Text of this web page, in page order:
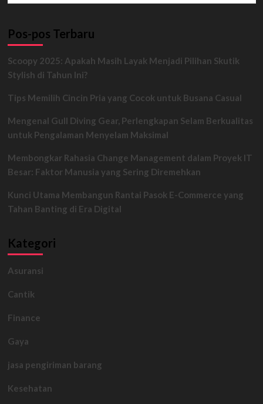
Juling,
untuk
Melatih
Mata
Pos-pos Terbaru
Scoopy 2025: Apakah Masih Layak Menjadi Pilihan Skutik
Stylish di Tahun Ini?
Tips Memilih Cincin Pria yang Cocok untuk Busana Casual
Mengenal Gull Diving Gear, Perlengkapan Selam Berkualitas
untuk Pengalaman Menyelam Maksimal
Membongkar Rahasia Change Management dalam Proyek IT
Besar: Faktor Manusia yang Sering Diremehkan
Kunci Utama Membangun Rantai Pasok E-Commerce yang
Tahan Banting di Era Digital
Kategori
Asuransi
Cantik
Finance
Gaya
jasa pengiriman barang
Kesehatan